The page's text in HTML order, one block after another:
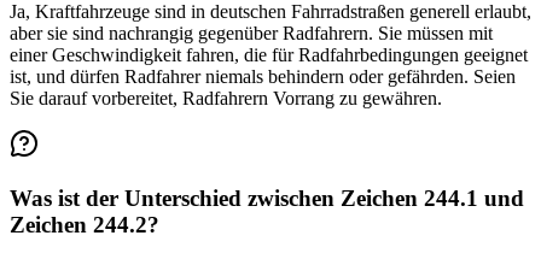
Ja, Kraftfahrzeuge sind in deutschen Fahrradstraßen generell erlaubt,
aber sie sind nachrangig gegenüber Radfahrern. Sie müssen mit
einer Geschwindigkeit fahren, die für Radfahrbedingungen geeignet
ist, und dürfen Radfahrer niemals behindern oder gefährden. Seien
Sie darauf vorbereitet, Radfahrern Vorrang zu gewähren.
Was ist der Unterschied zwischen Zeichen 244.1 und
Zeichen 244.2?